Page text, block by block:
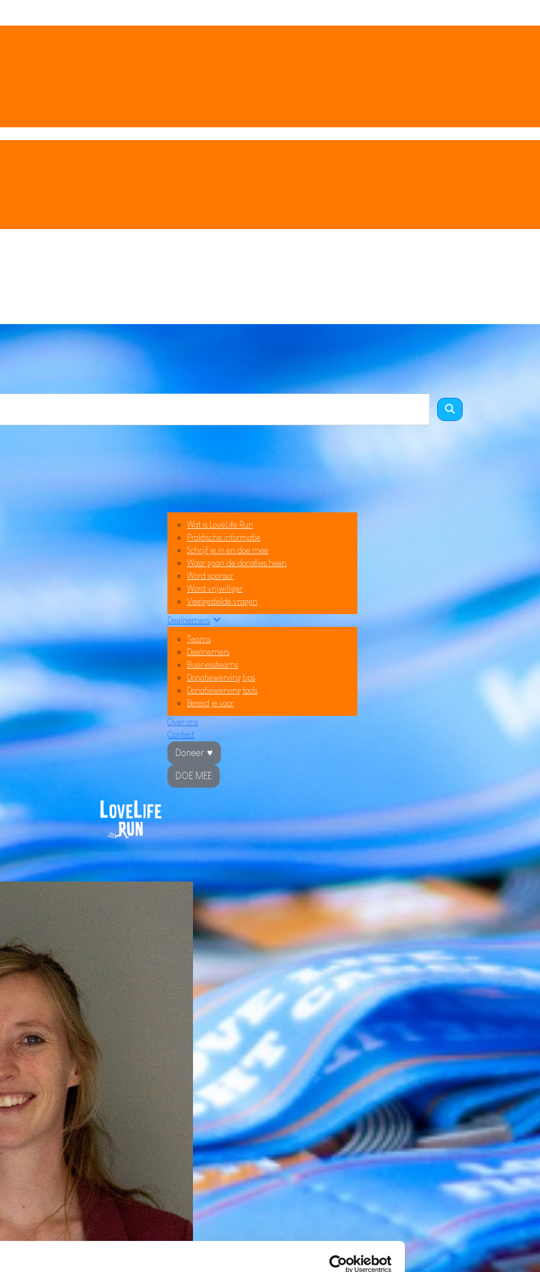
Wat is LoveLife Run
Praktische informatie
Schrijf je in en doe mee
Waar gaan de donaties heen
Word sponsor
Word vrijwilliger
Veelgestelde vragen
Deelnemers
Teams
Deelnemers
Businessteams
Donatiewerving tips
Donatiewerving tools
Bereid je voor
Over ons
Contact
Doneer ♥
DOE MEE